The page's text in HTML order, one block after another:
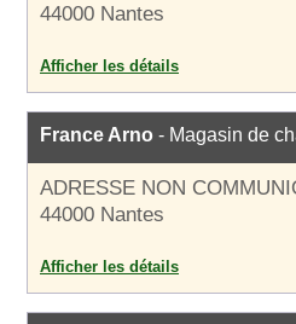
44000 Nantes
Afficher les détails
France Arno - Magasin de
ADRESSE NON
44000 Nantes
Afficher les détails